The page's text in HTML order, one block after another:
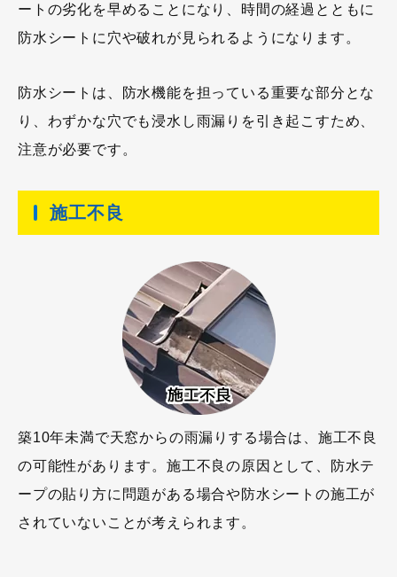
ートの劣化を早めることになり、時間の経過とともに
防水シートに穴や破れが見られるようになります。
防水シートは、防水機能を担っている重要な部分とな
り、わずかな穴でも浸水し雨漏りを引き起こすため、
注意が必要です。
施工不良
築10年未満で天窓からの雨漏りする場合は、施工不良
の可能性があります。施工不良の原因として、防水テ
ープの貼り方に問題がある場合や防水シートの施工が
されていないことが考えられます。